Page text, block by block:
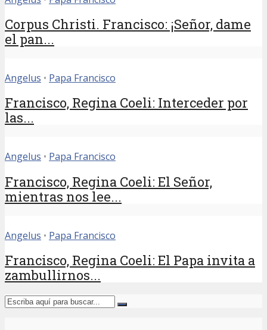
Corpus Christi. Francisco: ¡Señor, dame
el pan...
Angelus • Papa Francisco
Francisco, Regina Coeli: Interceder por
las...
Angelus • Papa Francisco
Francisco, Regina Coeli: El Señor,
mientras nos lee...
Angelus • Papa Francisco
Francisco, Regina Coeli: El Papa invita a
zambullirnos...